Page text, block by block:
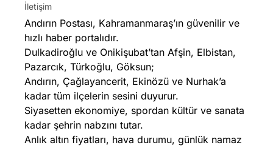
İletişim
Andırın Postası, Kahramanmaraş’ın güvenilir ve
hızlı haber portalıdır.
Dulkadiroğlu ve Onikişubat’tan Afşin, Elbistan,
Pazarcık, Türkoğlu, Göksun;
Andırın, Çağlayancerit, Ekinözü ve Nurhak’a
kadar tüm ilçelerin sesini duyurur.
Siyasetten ekonomiye, spordan kültür ve sanata
kadar şehrin nabzını tutar.
Anlık altın fiyatları, hava durumu, günlük namaz